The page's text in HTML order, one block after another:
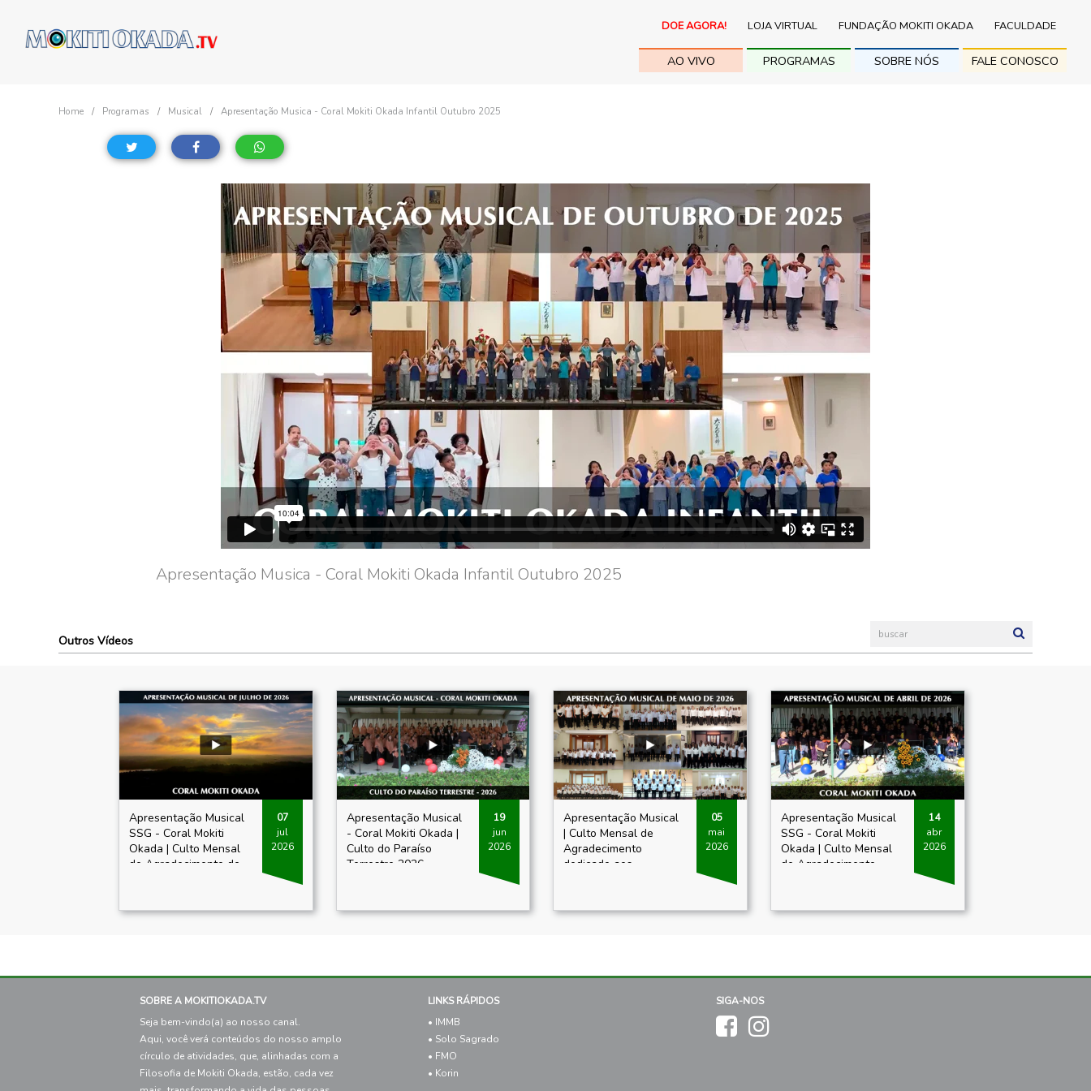
DOE AGORA! LOJA VIRTUAL FUNDAÇÃO MOKITI OKADA FACULDADE
AO VIVO PROGRAMAS SOBRE NÓS FALE CONOSCO
Home Programas Musical Apresentação Musica - Coral Mokiti Okada Infantil Outubro 2025
Apresentação Musica - Coral Mokiti Okada Infantil Outubro 2025
Outros Vídeos
Apresentação Musical
SSG - Coral Mokiti
Okada | Culto Mensal
de Agradecimento de
07
jul
2026
Apresentação Musical
- Coral Mokiti Okada |
Culto do Paraíso
Terrestre 2026
19
jun
2026
Apresentação Musical
| Culto Mensal de
Agradecimento
dedicado aos
05
mai
2026
Apresentação Musical
SSG - Coral Mokiti
Okada | Culto Mensal
de Agradecimento
14
abr
2026
SOBRE A MOKITIOKADA.TV
Seja bem-vindo(a) ao nosso canal.
Aqui, você verá conteúdos do nosso amplo
círculo de atividades, que, alinhadas com a
Filosofia de Mokiti Okada, estão, cada vez
LINKS RÁPIDOS
• IMMB
• Solo Sagrado
• FMO
• Korin
SIGA-NOS